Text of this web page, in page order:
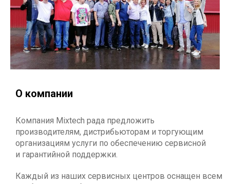
О компании
Компания Mixtech рада предложить
производителям, дистрибьюторам и торгующим
организациям услуги по обеспечению сервисной
и гарантийной поддержки.
Каждый из наших сервисных центров оснащен всем